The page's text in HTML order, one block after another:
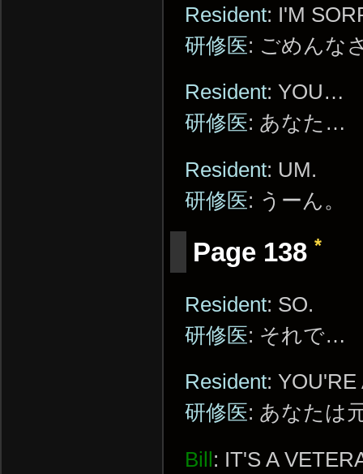
Resident: I'M
研修医: ごめんな
Resident: YOU…
研修医: あなた…
Resident: UM.
研修医: うーん。
Page 138 *
Resident: SO.
研修医: それで…
Resident: YOU'RE
研修医: あなたは
Bill : IT'S A